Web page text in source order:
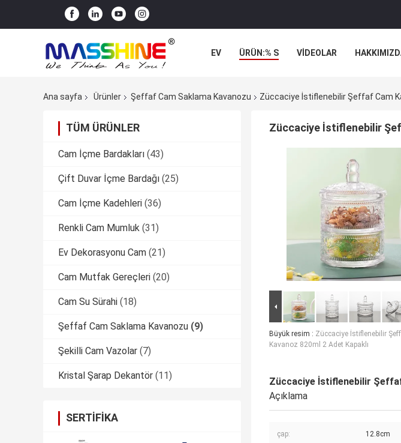
EV ÜRÜN:% S VİDEOLAR
Ana sayfa Ürünler Şeffaf Cam Saklama Kavanozu Züccaciye İstiflenebilir Şeffaf Cam
TÜM ÜRÜNLER
Cam İçme Bardakları (43)
Çift Duvar İçme Bardağı (25)
Cam İçme Kadehleri (36)
Renkli Cam Mumluk (31)
Ev Dekorasyonu Cam (21)
Cam Mutfak Gereçleri (20)
Cam Su Sürahi (18)
Şeffaf Cam Saklama Kavanozu (9)
Şekilli Cam Vazolar (7)
Kristal Şarap Dekantör (11)
SERTIFIKA
Züccaciye İstiflenebilir
Büyük resim : Züccaciye İstiflenebilir
Kavanoz 820ml 2 Adet Kapaklı
Züccaciye İstiflenebilir
Açıklama
çap: 12.8cm